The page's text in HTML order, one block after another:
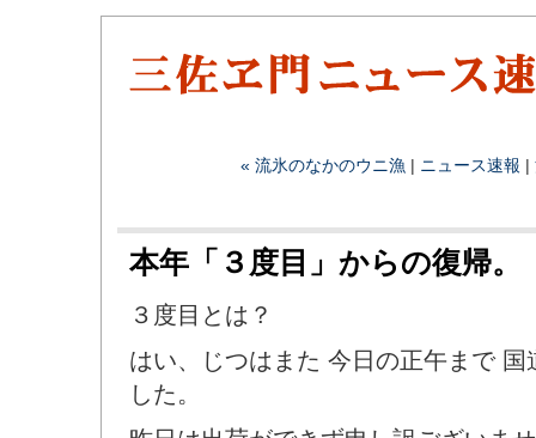
« 流氷のなかのウニ漁 | ニュース速報 |
本年「３度目」からの復帰。
３度目とは？
はい、じつはまた 今日の正午まで
した。